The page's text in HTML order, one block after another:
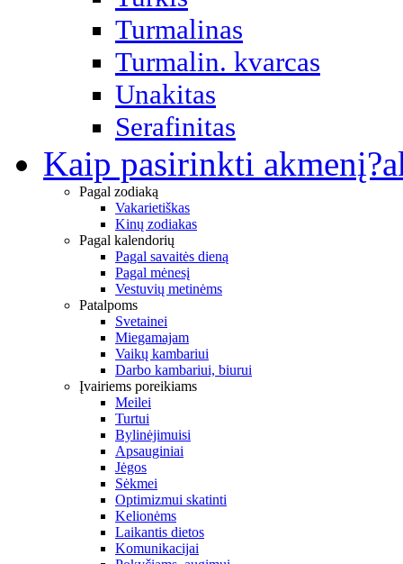
Turmalinas
Turmalin. kvarcas
Unakitas
Serafinitas
Kaip pasirinkti akmenį?
Pagal zodiaką
Vakarietiškas
Kinų zodiakas
Pagal kalendorių
Pagal savaitės dieną
Pagal mėnesį
Vestuvių metinėms
Patalpoms
Svetainei
Miegamajam
Vaikų kambariui
Darbo kambariui, biurui
Įvairiems poreikiams
Meilei
Turtui
Bylinėjimuisi
Apsauginiai
Jėgos
Sėkmei
Optimizmui skatinti
Kelionėms
Laikantis dietos
Komunikacijai